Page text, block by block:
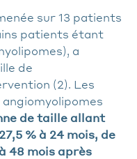
sur 13 patients
patients étant
a
de
(2). Les
de taille allant
% à 24 mois, de
48 mois après